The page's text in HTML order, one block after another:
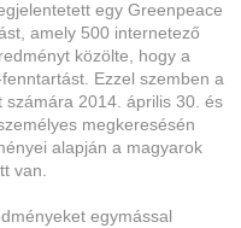
egy Greenpeace
amely 500 internetező
közölte, hogy a
Ezzel szemben a
számára 2014. április 30. és
megkeresésén
alapján a magyarok
van.
egymással